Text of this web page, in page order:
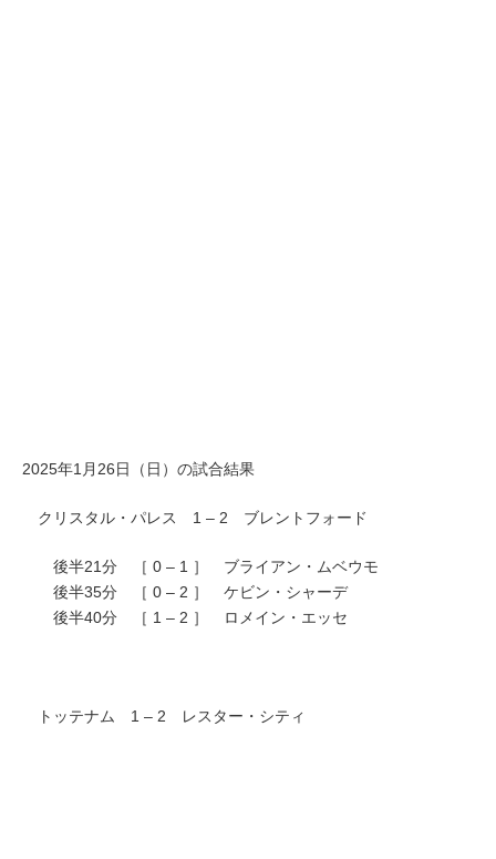
2025年1月26日（日）の試合結果
クリスタル・パレス 1 – 2 ブレントフォード
後半21分 ［ 0 – 1 ］ ブライアン・ムベウモ
後半35分 ［ 0 – 2 ］ ケビン・シャーデ
後半40分 ［ 1 – 2 ］ ロメイン・エッセ
トッテナム 1 – 2 レスター・シティ